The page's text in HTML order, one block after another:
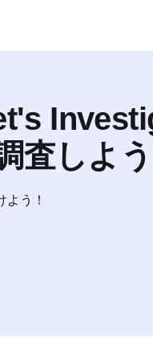
査しよう
う！